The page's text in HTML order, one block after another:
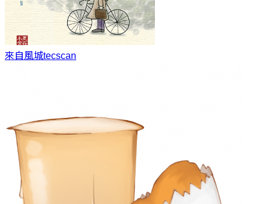
來自風城tecscan